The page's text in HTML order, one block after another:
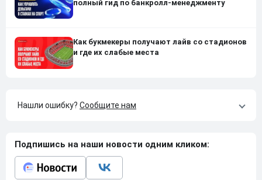
полный гид по банкролл-менеджменту
Как букмекеры получают лайв со стадионов
и где их слабые места
Нашли ошибку? Сообщите нам
Подпишись на наши новости одним кликом: